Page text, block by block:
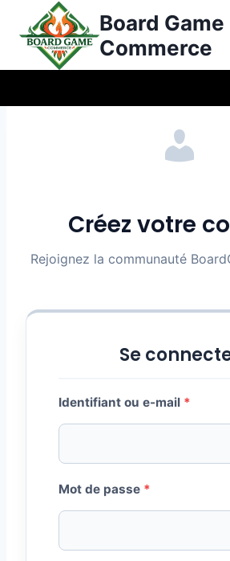
contenu
Board Game
Commerce
Créez votre
Rejoignez la communauté
Se
Identifiant ou e-mail *
l
a
Mot de passe *